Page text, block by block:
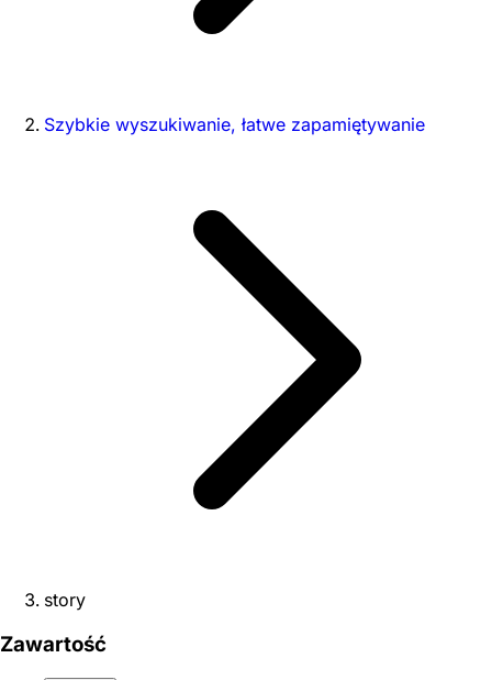
Szybkie wyszukiwanie, łatwe zapamiętywanie
story
Zawartość